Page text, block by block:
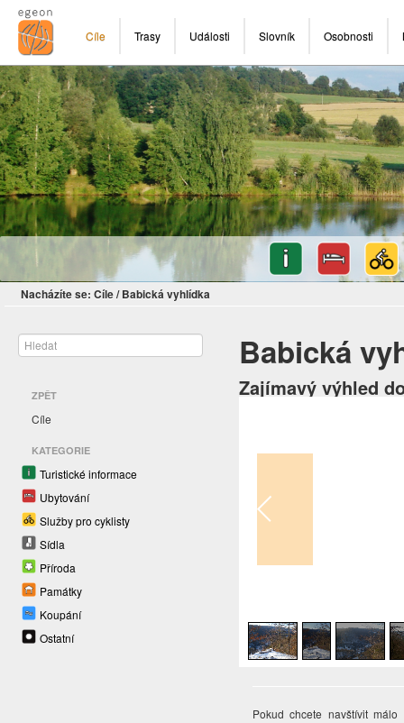
Cíle Trasy Události Slovník Osobnosti
Nacházíte se: Cíle/ Babická vyhlídka
ZPĚT
Cíle
KATEGORIE
Turistické informace
Ubytování
Služby pro cyklisty
Sídla
Příroda
Památky
Koupání
Ostatní
Babická
Zajímavý výhled
Pokud chcete navštívit